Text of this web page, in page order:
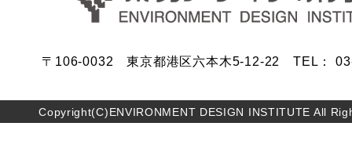
〒106-0032 東京都港区六本木5-12-22 TEL：
Copyright(C)ENVIRONMENT DESIGN INSTITUTE All